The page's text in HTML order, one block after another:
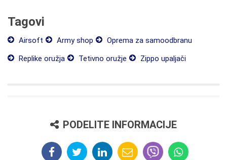
Tagovi
Airsoft Army shop
Oprema za samoodbranu
Replike oružja
Tetivno oružje Zippo upaljači
PODELITE INFORMACIJE